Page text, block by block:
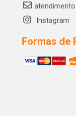
Instagram
Formas de